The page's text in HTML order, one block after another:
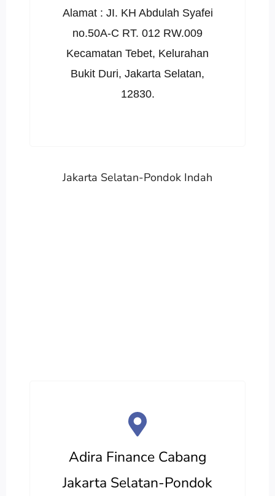
Alamat : JI. KH Abdulah Syafei
no.50A-C RT. 012 RW.009
Kecamatan Tebet, Kelurahan
Bukit Duri, Jakarta Selatan,
12830.
Jakarta Selatan-Pondok Indah
Adira Finance Cabang
Jakarta Selatan-Pondok